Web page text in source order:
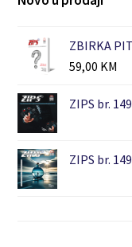
ZBIRKA
59,00 KM
ZIPS br.
ZIPS br.